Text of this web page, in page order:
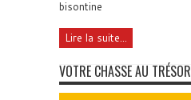
bisontine
Lire la suite...
VOTRE CHASSE AU TRÉSOR